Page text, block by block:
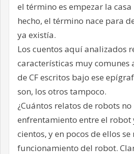
el término es empezar la
hecho, el término nace para
ya existía.
Los cuentos aquí analizados
características muy comunes
de CF escritos bajo ese
son, los otros tampoco.
¿Cuántos relatos de robots
enfrentamiento entre el robot
cientos, y en pocos de ellos
funcionamiento del robot.